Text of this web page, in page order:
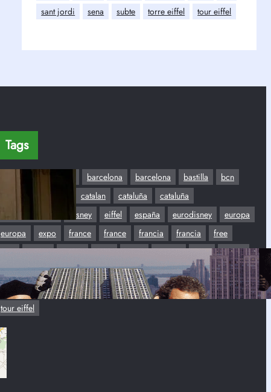
sant jordi
sena subte torre eiffel tour eiffel
Tags
Aeropuerto barcelona barcelona bastilla
bcn
catalan cataluña
cataluña
disney eiffel españa eurodisney
europa
europa
expo france france francia francia
free
free
Gratis Gratis hora Hotel irlanda libre
louvre
metro
Montmartre Montmartre Museo noche
parque
Ramblas
reloj rer sant jordi sena subte
torre eiffel
tour eiffel